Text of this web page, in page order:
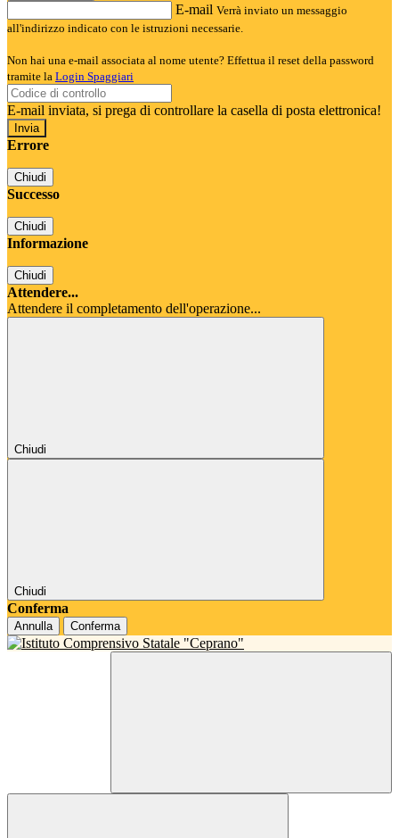
E-mail Verrà inviato un messaggio
all'indirizzo indicato con le istruzioni necessarie.
Non hai una e-mail associata al nome utente? Effettua il reset della password
tramite la Login Spaggiari
E-mail inviata, si prega di controllare la casella di posta elettronica!
Errore
Chiudi
Successo
Chiudi
Informazione
Chiudi
Attendere...
Attendere il completamento dell'operazione...
Chiudi
Chiudi
Conferma
Annulla Conferma